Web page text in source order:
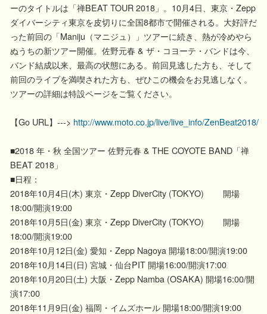
ーのタイトルは「禅BEAT TOUR 2018」。10月4日、東京・Zepp
ダイバーシティ東京を皮切りに全国8都市で開催される。大好評だ
った前回の「Maniju（マニジュ）」ツアーに続き、熱が冷めやら
ぬうちの新ツアー開催。佐野元春 & ザ・コヨーテ・バンドは今、
バンド結成以来、最高の状態にある。前回見逃した方も、そして
前回のライブを満喫された方も、ぜひこの機会をお見逃しなく。
ツアーの詳細は特設ページをご覧ください。
【Go URL】---> http://www.moto.co.jp/live/live_info/ZenBeat2018/
■2018 年・秋 全国ツアー 佐野元春 & THE COYOTE BAND「禅
BEAT 2018」
■日程：
2018年10月4日(木) 東京・Zepp DiverCity (TOKYO) 開場
18:00/開演19:00
2018年10月5日(金) 東京・Zepp DiverCity (TOKYO) 開場
18:00/開演19:00
2018年10月12日(金) 愛知・Zepp Nagoya 開場18:00/開演19:00
2018年10月14日(日) 宮城・仙台PIT 開場16:00/開演17:00
2018年10月20日(土) 大阪・Zepp Namba (OSAKA) 開場16:00/開
演17:00
2018年11月9日(金) 福岡・イムズホール 開場18:00/開演19:00